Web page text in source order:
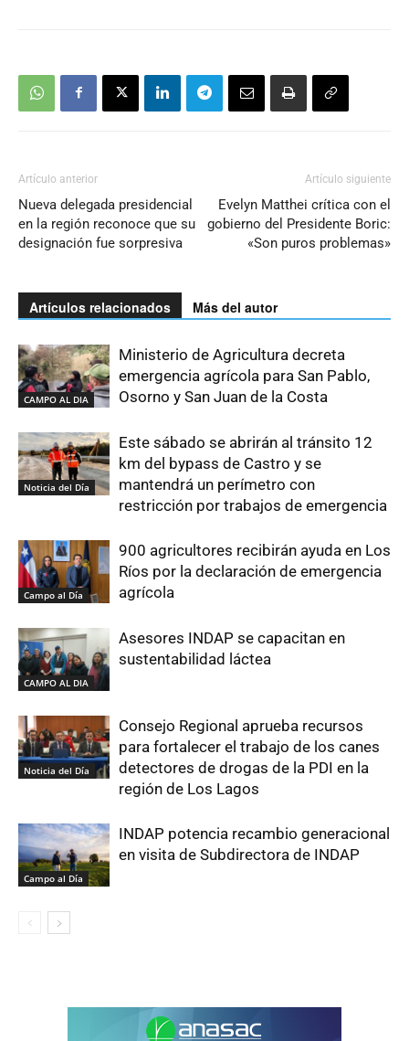
Artículo anterior
Nueva delegada presidencial
en la región reconoce que su
designación fue sorpresiva
Artículo siguiente
Evelyn Matthei crítica con el
gobierno del Presidente Boric:
«Son puros problemas»
Artículos relacionados Más del autor
CAMPO AL DIA
Ministerio de Agricultura decreta
emergencia agrícola para San Pablo,
Osorno y San Juan de la Costa
Noticia del Día
Este sábado se abrirán al tránsito 12
km del bypass de Castro y se
mantendrá un perímetro con
restricción por trabajos de emergencia
Campo al Día
900 agricultores recibirán ayuda en Los
Ríos por la declaración de emergencia
agrícola
CAMPO AL DIA
Asesores INDAP se capacitan en
sustentabilidad láctea
Noticia del Día
Consejo Regional aprueba recursos
para fortalecer el trabajo de los canes
detectores de drogas de la PDI en la
región de Los Lagos
Campo al Día
INDAP potencia recambio generacional
en visita de Subdirectora de INDAP